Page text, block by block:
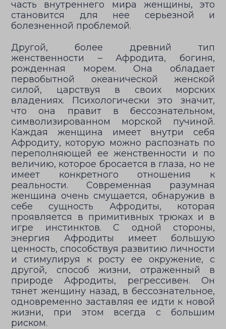
часть внутреннего мира женщины, это
становится для нее серьезной и
болезненной проблемой.
Другой, более древний тип
женственности – Афродита, богиня,
рожденная морем. Она обладает
первобытной океанической женской
силой, царствуя в своих морских
владениях. Психологически это значит,
что она правит в бессознательном,
символизированном морской пучиной.
Каждая женщина имеет внутри себя
Афродиту, которую можно распознать по
переполняющей ее женственности и по
величию, которое бросается в глаза, но не
имеет конкретного отношения к
реальности. Современная разумная
женщина очень смущается, обнаружив в
себе сущность Афродиты, которая
проявляется в примитивных трюках и в
игре инстинктов. С одной стороны,
энергия Афродиты имеет большую
ценность, способствуя развитию личности
и стимулируя к росту ее окружение, с
другой, способ жизни, отраженный в
природе Афродиты, регрессивен. Он
тянет женщину назад, в бессознательное,
одновременно заставляя ее идти к новой
жизни, при этом всегда с большим
риском.